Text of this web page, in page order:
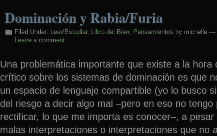
Dominación y Rabia/Furia
Filed Under: Leer/Estudiar, Libro del Bien Pensamientos by michelle —
Leave a comment
Una problemática importante que existe a la hora
crítico sobre los sistemas de dominación es que
un espacio de lenguaje compartible (yo lo busco
del riesgo a decir algo mal –pero en eso no tengo
rectificar, lo que me importa es conocer–, a
malas interpretaciones o interpretaciones que no